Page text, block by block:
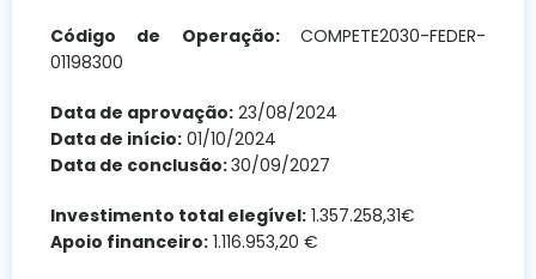
Código de Operação: COMPETE2030-FEDER-
01198300
Data de aprovação: 23/08/2024
Data de início: 01/10/2024
Data de conclusão:30/09/2027
Investimento total elegível: 1.357.258,31€
Apoio financeiro: 1.116.953,20 €